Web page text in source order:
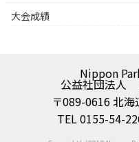
大会成績
Nippon
公益社団法人
〒089-0616 北
TEL 0155-54-